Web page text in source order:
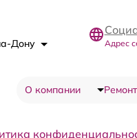
Дону Адрес
О компании